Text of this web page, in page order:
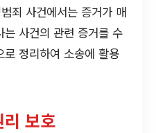
죄 사건에서는 증거가 매
사건의 관련 증거를 수
정리하여 소송에 활용
보호